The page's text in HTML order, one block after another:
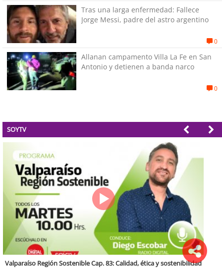
Tras una larga enfermedad: Fallece
Jorge Messi, padre del astro argentino
0
Allanan campamento Villa La Fe en San
Antonio y detienen a banda narco
0
SOYTV